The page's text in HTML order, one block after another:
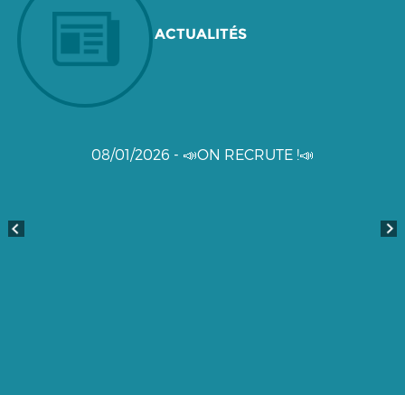
ACTUALITÉS
08/01/2026 - 📣ON RECRUTE !📣